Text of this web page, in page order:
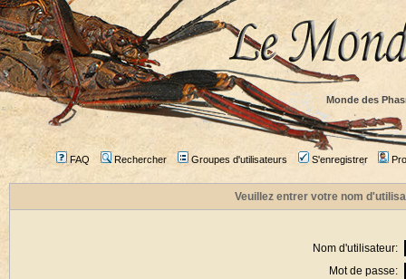
Monde des
FAQ Rechercher Groupes d'utilisateurs S'enregistrer
Veuillez entrer votre nom
Nom d'utilisateur:
Mot de passe: